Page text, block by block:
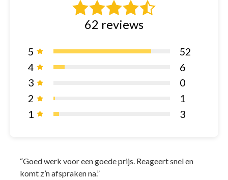
62 reviews
5
52
4
6
3
0
2
1
1
3
“Goed werk voor een goede prijs. Reageert snel en
komt z’n afspraken na.”